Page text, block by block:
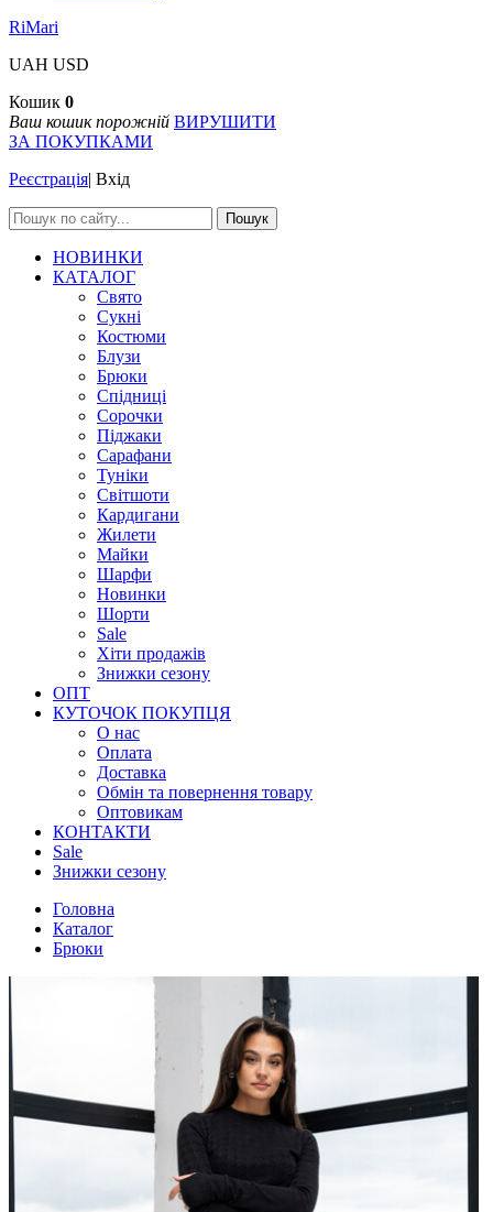
RiMari
UAH USD
Кошик 0
Ваш кошик порожній ВИРУШИТИ
ЗА ПОКУПКАМИ
Реєстрація| Вхід
Пошук
НОВИНКИ
КАТАЛОГ
Свято
Сукні
Костюми
Блузи
Брюки
Спідниці
Сорочки
Піджаки
Сарафани
Туніки
Світшоти
Кардигани
Жилети
Майки
Шарфи
Новинки
Шорти
Sale
Хіти продажів
Знижки сезону
ОПТ
КУТОЧОК ПОКУПЦЯ
О нас
Оплата
Доставка
Обмін та повернення товару
Оптовикам
КОНТАКТИ
Sale
Знижки сезону
Головна
Каталог
Брюки